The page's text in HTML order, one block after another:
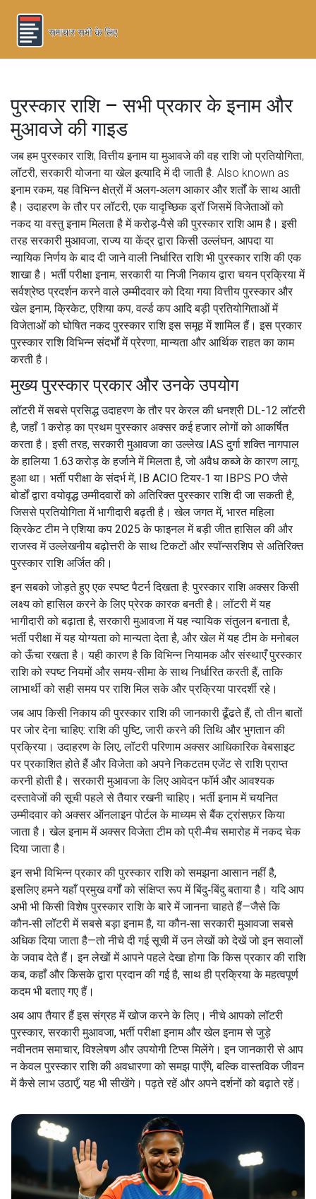
पुरस्कार राशि – सभी प्रकार के इनाम और
मुआवजे की गाइड
जब हमपुरस्कार राशि,वित्तीय इनाम या मुआवजे की वह राशि जो प्रतियोगिता,
लॉटरी, सरकारी योजना या खेल इत्यादि में दी जाती है . Also known as
इनाम रकम, यह विभिन्न क्षेत्रों में अलग‑अलग आकार और शर्तों के साथ आती
है। उदाहरण के तौर परलॉटरी,एक यादृच्छिक ड्रॉ जिसमें विजेताओं को
नकद या वस्तु इनाम मिलता हैमें करोड़‑पैसे की पुरस्कार राशि आम है। इसी
तरहसरकारी मुआवजा,राज्य या केंद्र द्वारा किसी उल्लंघन, आपदा या
न्यायिक निर्णय के बाद दी जाने वाली निर्धारित राशिभी पुरस्कार राशि की एक
शाखा है। भर्ती परीक्षा इनाम,सरकारी या निजी निकाय द्वारा चयन प्रक्रिया में
सर्वश्रेष्ठ प्रदर्शन करने वाले उम्मीदवार को दिया गया वित्तीय पुरस्कार और
खेल इनाम,क्रिकेट, एशिया कप, वर्ल्ड कप आदि बड़ी प्रतियोगिताओं में
विजेताओं को घोषित नकद पुरस्कार राशिइस समूह में शामिल हैं। इस प्रकार
पुरस्कार राशिविभिन्न संदर्भों में प्रेरणा, मान्यता और आर्थिक राहत का काम
करती है।
मुख्य पुरस्कार प्रकार और उनके उपयोग
लॉटरी में सबसे प्रसिद्ध उदाहरण के तौर पर केरल की धनश्री DL-12 लॉटरी
है, जहाँ 1 करोड़ का प्रथम पुरस्कार अक्सर कई हजार लोगों को आकर्षित
करता है। इसी तरह, सरकारी मुआवजा का उल्लेख IAS दुर्गा शक्ति नागपाल
के हालिया 1.63 करोड़ के हर्जाने में मिलता है, जो अवैध कब्जे के कारण लागू
हुआ था। भर्ती परीक्षा के संदर्भ में, IB ACIO टियर‑1 या IBPS PO जैसे
बोर्डों द्वारा वयोवृद्ध उम्मीदवारों को अतिरिक्त पुरस्कार राशि दी जा सकती है,
जिससे प्रतियोगिता में भागीदारी बढ़ती है। खेल जगत में, भारत महिला
क्रिकेट टीम ने एशिया कप 2025 के फाइनल में बड़ी जीत हासिल की और
राजस्व में उल्लेखनीय बढ़ोत्तरी के साथ टिकटों और स्पॉन्सरशिप से अतिरिक्त
पुरस्कार राशि अर्जित की।
इन सबको जोड़ते हुए एक स्पष्ट पैटर्न दिखता है: पुरस्कार राशि अक्सर किसी
लक्ष्य को हासिल करने के लिए प्रेरक कारक बनती है। लॉटरी में यह
भागीदारी को बढ़ाता है, सरकारी मुआवजा में यह न्यायिक संतुलन बनाता है,
भर्ती परीक्षा में यह योग्यता को मान्यता देता है, और खेल में यह टीम के मनोबल
को ऊँचा रखता है। यही कारण है कि विभिन्न नियामक और संस्थाएँ पुरस्कार
राशि को स्पष्ट नियमों और समय-सीमा के साथ निर्धारित करती हैं, ताकि
लाभार्थी को सही समय पर राशि मिल सके और प्रक्रिया पारदर्शी रहे।
जब आप किसी निकाय की पुरस्कार राशि की जानकारी ढूँढते हैं, तो तीन बातों
पर जोर देना चाहिए: राशि की पुष्टि, जारी करने की तिथि और भुगतान की
प्रक्रिया। उदाहरण के लिए, लॉटरी परिणाम अक्सर आधिकारिक वेबसाइट
पर प्रकाशित होते हैं और विजेता को अपने निकटतम एजेंट से राशि प्राप्त
करनी होती है। सरकारी मुआवजा के लिए आवेदन फॉर्म और आवश्यक
दस्तावेजों की सूची पहले से तैयार रखनी चाहिए। भर्ती इनाम में चयनित
उम्मीदवार को अक्सर ऑनलाइन पोर्टल के माध्यम से बैंक ट्रांसफ़र किया
जाता है। खेल इनाम में अक्सर विजेता टीम को प्री‑मैच समारोह में नकद चेक
दिया जाता है।
इन सभी विभिन्न प्रकार की पुरस्कार राशि को समझना आसान नहीं है,
इसलिए हमने यहाँ प्रमुख वर्गों को संक्षिप्त रूप में बिंदु‑बिंदु बताया है। यदि आप
अभी भी किसी विशेष पुरस्कार राशि के बारे में जानना चाहते हैं—जैसे कि
कौन‑सी लॉटरी में सबसे बड़ा इनाम है, या कौन‑सा सरकारी मुआवजा सबसे
अधिक दिया जाता है—तो नीचे दी गई सूची में उन लेखों को देखें जो इन सवालों
के जवाब देते हैं। इन लेखों में आपने पहले देखा होगा कि किस प्रकार की राशि
कब, कहाँ और किसके द्वारा प्रदान की गई है, साथ ही प्रक्रिया के महत्वपूर्ण
कदम भी बताए गए हैं।
अब आप तैयार हैं इस संग्रह में खोज करने के लिए। नीचे आपको लॉटरी
पुरस्कार, सरकारी मुआवजा, भर्ती परीक्षा इनाम और खेल इनाम से जुड़े
नवीनतम समाचार, विश्लेषण और उपयोगी टिप्स मिलेंगे। इन जानकारी से आप
न केवल पुरस्कार राशि की अवधारणा को समझ पाएँगे, बल्कि वास्तविक जीवन
में कैसे लाभ उठाएँ, यह भी सीखेंगे। पढ़ते रहें और अपने दर्शनों को बढ़ाते रहें।